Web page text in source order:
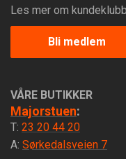
Les mer om
Bli medlem
VÅRE BUTIKKER
Majorstuen:
T: 23 20 44 20
A: Sørkedalsveien 7